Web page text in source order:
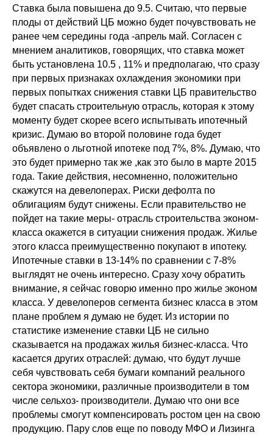
Ставка была повышена до 9.5. Считаю, что первые
плоды от действий ЦБ можно будет почувствовать не
ранее чем середины года -апрель май. Согласен с
мнением аналитиков, говорящих, что ставка может
быть установлена 10.5 , 11% и предполагаю, что сразу
при первых признаках охлаждения экономики при
первых попытках снижения ставки ЦБ правительство
будет спасать строительную отрасль, которая к этому
моменту будет скорее всего испытывать ипотечный
кризис. Думаю во второй половине года будет
объявлено о льготной ипотеке под 7%, 8%. Думаю, что
это будет примерно так же ,как это было в марте 2015
года. Такие действия, несомненно, положительно
скажутся на девелоперах. Риски дефолта по
облигациям будут снижены. Если правительство не
пойдет на такие меры- отрасль строительства эконом-
класса окажется в ситуации снижения продаж. Жилье
этого класса преимущественно покупают в ипотеку.
Ипотечные ставки в 13-14% по сравнении с 7-8%
выглядят не очень интересно. Сразу хочу обратить
внимание, я сейчас говорю именно про жилье эконом
класса. У девелоперов сегмента бизнес класса в этом
плане проблем я думаю не будет. Из истории по
статистике изменение ставки ЦБ не сильно
сказывается на продажах жилья бизнес-класса. Что
касается других отраслей: думаю, что будут лучше
себя чувствовать себя бумаги компаний реального
сектора экономики, различные производители в том
числе сельхоз- производители. Думаю что они все
проблемы смогут компенсировать ростом цен на свою
продукцию. Пару слов еще по поводу МФО и Лизинга